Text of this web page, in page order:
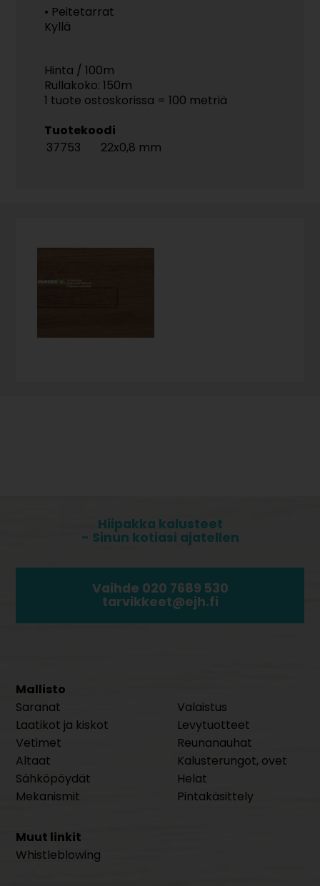
• Peitetarrat
Kyllä
Hinta / 100m
Rullakoko: 150m
1 tuote ostoskorissa = 100 metriä
Tuotekoodi
37753
22x0,8 mm
Hiipakka kalusteet
- Sinun kotiasi ajatellen
Vaihde 020 7689 530
tarvikkeet@ejh.fi
Mallisto
Saranat
Laatikot ja kiskot
Vetimet
Altaat
Sähköpöydät
Mekanismit
Valaistus
Levytuotteet
Reunanauhat
Kalusterungot, ovet
Helat
Pintakäsittely
Muut linkit
Whistleblowing